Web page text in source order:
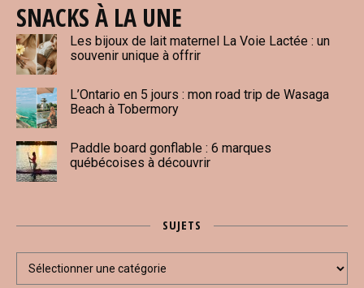
SNACKS À LA UNE
Les bijoux de lait maternel La Voie Lactée : un
souvenir unique à offrir
L’Ontario en 5 jours : mon road trip de Wasaga
Beach à Tobermory
Paddle board gonflable : 6 marques
québécoises à découvrir
SUJETS
Sujets